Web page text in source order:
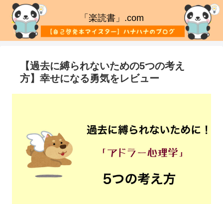
「楽読書」.com
【過去に縛られないための5つの考え
方】幸せになる勇気をレビュー